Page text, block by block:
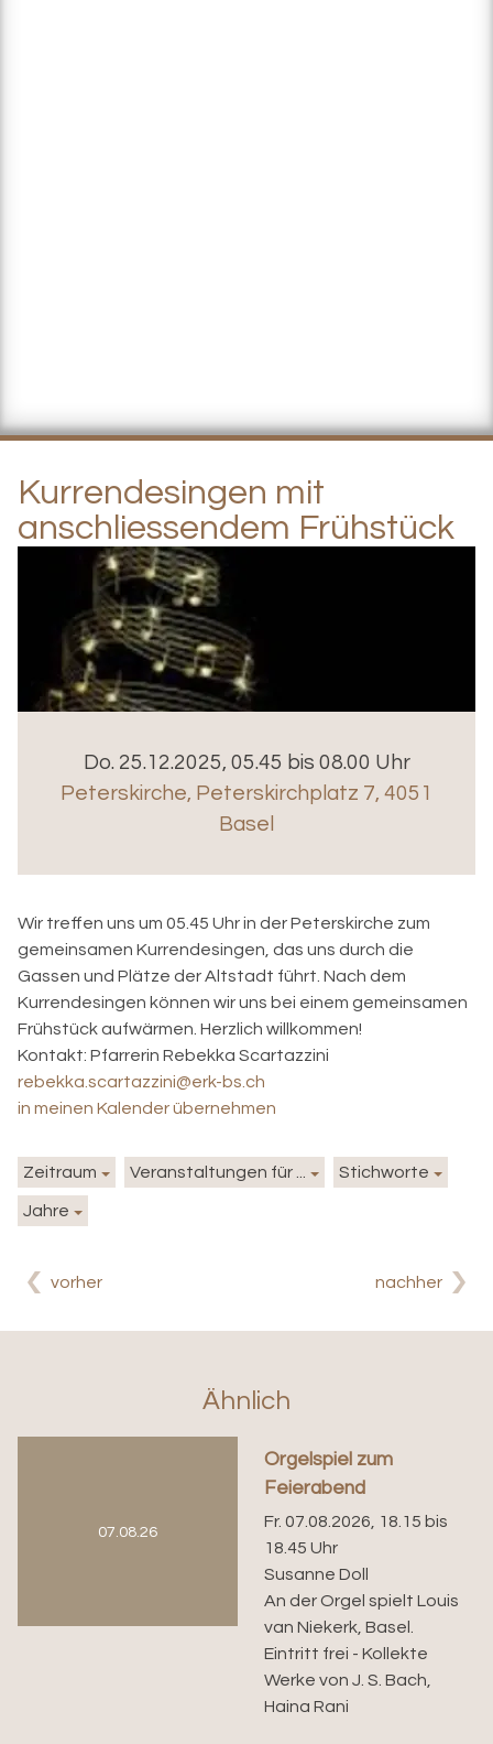
Kurrendesingen mit
anschliessendem Frühstück
Do. 25.12.2025, 05.45 bis 08.00 Uhr
Peterskirche, Peterskirchplatz 7, 4051
Basel
Wir treffen uns um 05.45 Uhr in der Peterskirche zum
gemeinsamen Kurrendesingen, das uns durch die
Gassen und Plätze der Altstadt führt. Nach dem
Kurrendesingen können wir uns bei einem gemeinsamen
Frühstück aufwärmen. Herzlich willkommen!
Kontakt: Pfarrerin Rebekka Scartazzini
rebekka.scartazzini@erk-bs.ch
in meinen Kalender übernehmen
Zeitraum Veranstaltungen für ... Stichworte
Jahre
vorher nachher
Ähnlich
07.08.26
Orgelspiel zum
Feierabend
Fr. 07.08.2026, 18.15 bis
18.45 Uhr
Susanne Doll
An der Orgel spielt Louis
van Niekerk, Basel.
Eintritt frei - Kollekte
Werke von J. S. Bach,
Haina Rani